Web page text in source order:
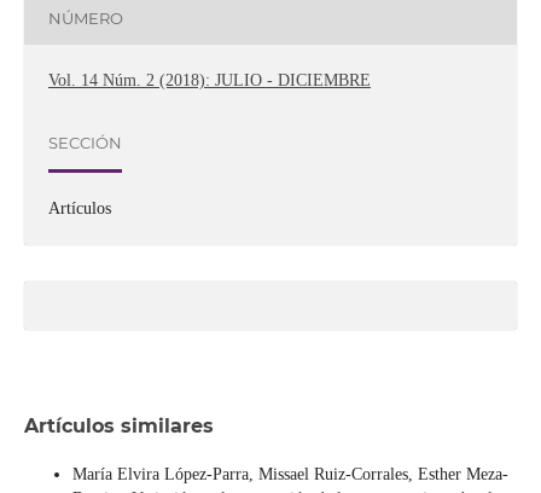
NÚMERO
Vol. 14 Núm. 2 (2018): JULIO - DICIEMBRE
SECCIÓN
Artículos
Artículos similares
María Elvira López-Parra, Missael Ruiz-Corrales, Esther Meza-